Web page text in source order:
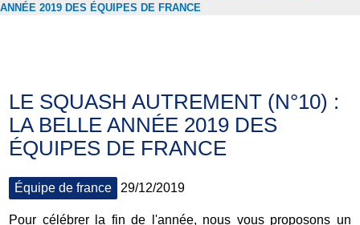
ANNÉE 2019 DES ÉQUIPES DE FRANCE
LE SQUASH AUTREMENT (N°10) :
LA BELLE ANNÉE 2019 DES
ÉQUIPES DE FRANCE
Équipe de france 29/12/2019
Pour célébrer la fin de l'année, nous vous proposons un